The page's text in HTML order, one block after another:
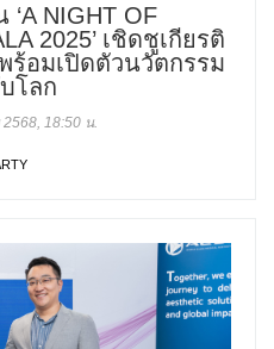
‘A NIGHT OF
2025’ เชิดชูเกียรติ
ร้อมเปิดตัวนวัตกรรม
โลก
18:50 น.